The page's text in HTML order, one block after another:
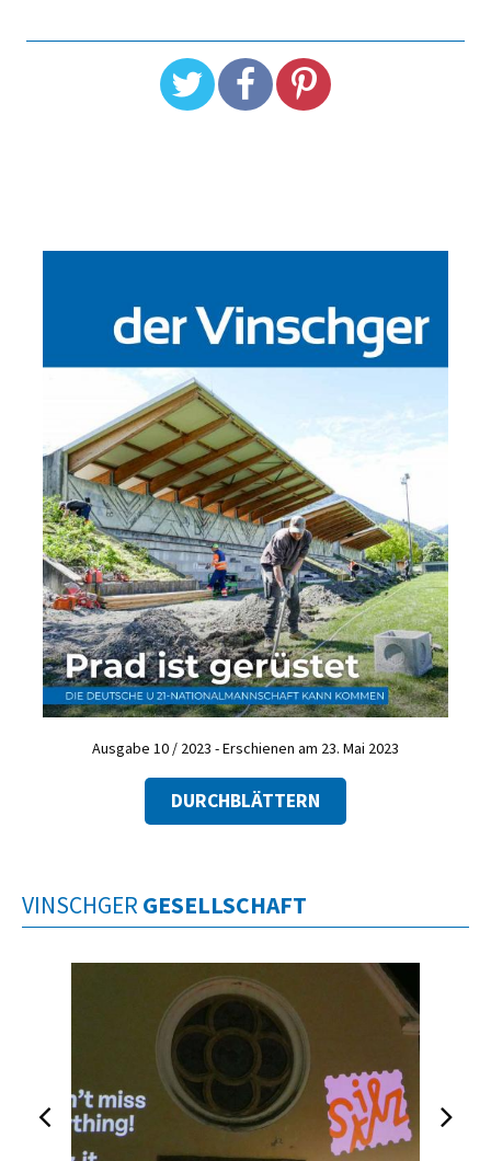
Ausgabe 10 / 2023 - Erschienen am 23. Mai 2023
DURCHBLÄTTERN
VINSCHGER GESELLSCHAFT